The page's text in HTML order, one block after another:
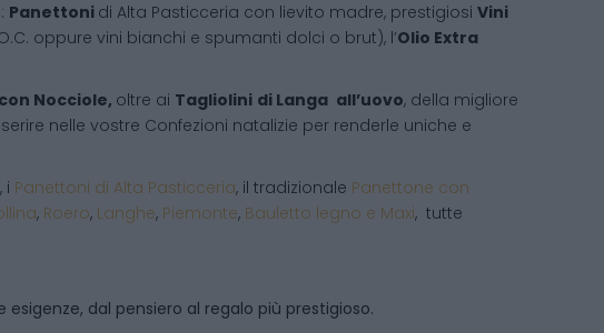
Panettoni di Alta Pasticceria con lievito madre, prestigiosi Vini
oppure vini bianchi e spumanti dolci o brut), l’Olio Extra
con Nocciole, oltre ai Tagliolini di Langa all’uovo, della migliore
nelle vostre Confezioni natalizie per renderle uniche e
, i Panettoni di Alta Pasticceria, il tradizionale Panettone con
, Roero, Langhe, Piemonte, Bauletto legno e Maxi, tutte
dal pensiero al regalo più prestigioso.